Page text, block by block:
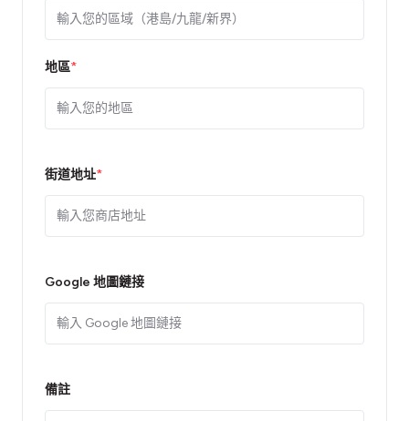
地區*
街道地址*
Google 地圖鏈接
備註